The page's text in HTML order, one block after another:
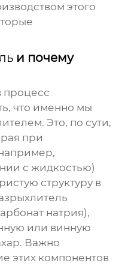
этого
и почему
процесс
что именно мы
. Это, по сути,
при
с жидкостью)
структуру в
натрия),
или винную
Важно
этих компонентов